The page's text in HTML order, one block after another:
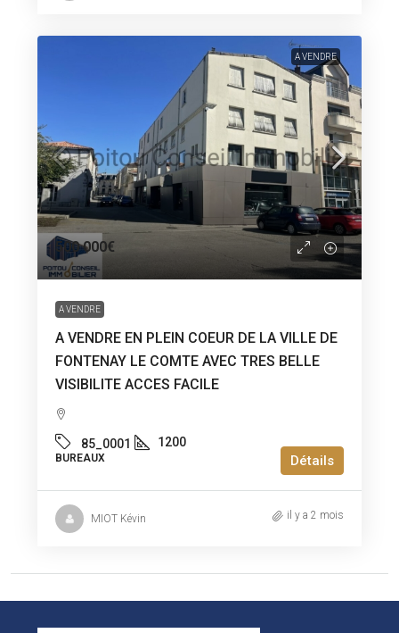
A VENDRE
500 000€
A VENDRE
A VENDRE EN PLEIN COEUR DE LA VILLE DE
FONTENAY LE COMTE AVEC TRES BELLE
VISIBILITE ACCES FACILE
85_0001 1200
BUREAUX Détails
MIOT Kévin il y a 2 mois